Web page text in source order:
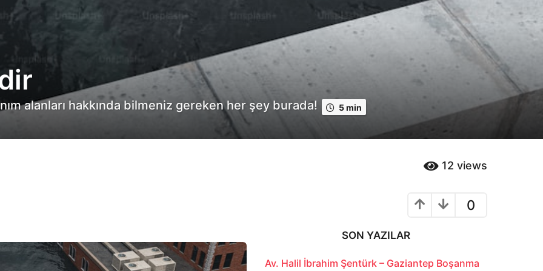
alanları hakkında bilmeniz gereken her şey burada! 5 min
12 views
0
SON YAZILAR
Av. Halil İbrahim Şentürk – Gaziantep Boşanma